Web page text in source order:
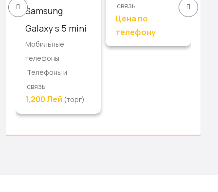
Samsung
Galaxy s 5 mini
Мобильные
телефоны
Телефоны и
связь
1,200 Лей (торг)
связь
Цена по
телефону